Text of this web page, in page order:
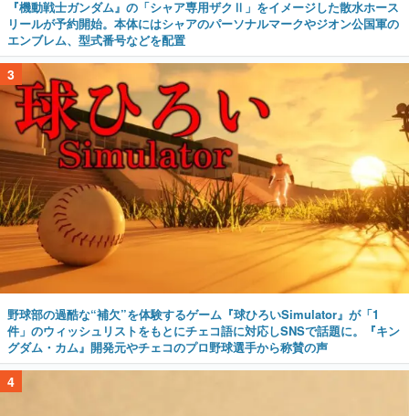
『機動戦士ガンダム』の「シャア専用ザクⅡ」をイメージした散水ホース
リールが予約開始。本体にはシャアのパーソナルマークやジオン公国軍の
エンブレム、型式番号などを配置
3
野球部の過酷な“補欠”を体験するゲーム『球ひろいSimulator』が「1
件」のウィッシュリストをもとにチェコ語に対応しSNSで話題に。『キン
グダム・カム』開発元やチェコのプロ野球選手から称賛の声
4